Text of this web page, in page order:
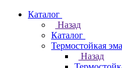
Каталог
Назад
Каталог
Термостойкая
Назад